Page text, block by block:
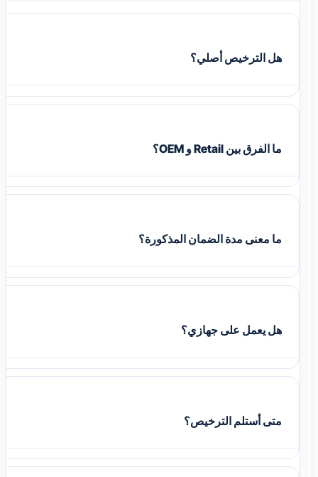
هل الترخيص أصلي؟
ما الفرق بين Retail و OEM؟
ما معنى مدة الضمان المذكورة؟
هل يعمل على جهازي؟
متى أستلم الترخيص؟